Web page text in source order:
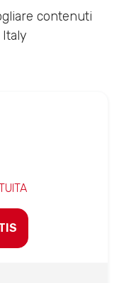
contenuti